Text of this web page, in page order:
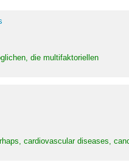
die multifaktoriellen
cardiovascular diseases,